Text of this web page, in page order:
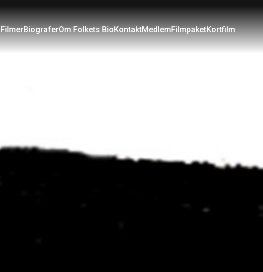
FilmerBiograferOm Folkets BioKontaktMedlemFilmpaketKortfilm